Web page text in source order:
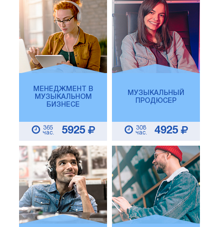
МЕНЕДЖМЕНТ В
МУЗЫКАЛЬНОМ
БИЗНЕСЕ
365
час.
5925
МУЗЫКАЛЬНЫЙ
ПРОДЮСЕР
308
час.
4925